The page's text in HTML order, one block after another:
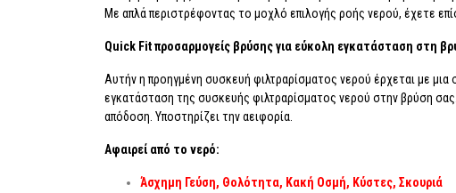
Με απλά περιστρέφοντας το μοχλό επιλογής ροής νερού, έχετε
Quick Fit προσαρμογείς βρύσης για εύκολη εγκατάσταση στη
Αυτήν η προηγμένη συσκευή φιλτραρίσματος νερού έρχεται με
εγκατάσταση της συσκευής φιλτραρίσματος νερού στην βρύση
απόδοση. Υποστηρίζει την αειφορία.
Αφαιρεί από το νερό:
Άσχημη Γεύση, Θολότητα, Κακή Οσμή, Κύστες, Σκουριά